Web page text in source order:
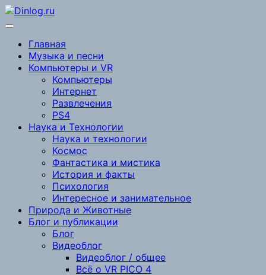
Перейти
к
Главная
Музыка и песни
Компьютеры и VR
Компьютеры
Интернет
Развлечения
PS4
Наука и Технологии
Наука и технологии
Космос
Фантастика и мистика
История и факты
Психология
Интересное и занимательное
Природа и Животные
Блог и публикации
Блог
Видеоблог
Видеоблог / общее
Всё о VR PICO 4